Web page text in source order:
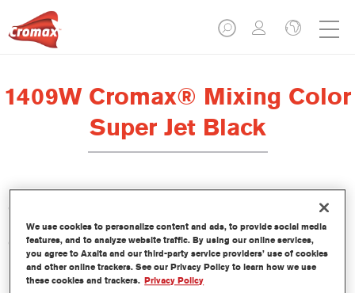
1409W Cromax® Mixing Color
Super Jet Black
Cromax Mixing Color Super Jet Black es un tinte concentrado
base agua que forma parte del sistema Base bicapa al agua
Cromax. Permite crear tonalidades de negro con un negro muy
intenso.
We use cookies to personalize content and ads, to provide social media
features, and to analyze website traffic. By using our online services,
you agree to Axalta and our third-party service providers’ use of cookies
and other online trackers. See our Privacy Policy to learn how we use
these cookies and trackers. Privacy Policy